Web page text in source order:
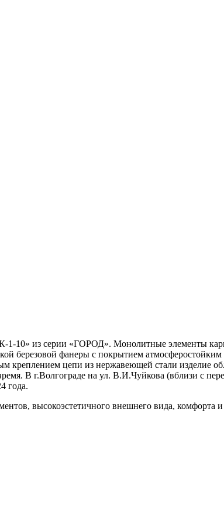
10» из серии «ГОРОД». Монолитные элементы
березовой фанеры с покрытием
креплением цепи из нержавеющей стали изделие
В г.Волгограде на ул. В.И.Чуйкова (вблизи с
года.
высокоэстетичного внешнего вида,